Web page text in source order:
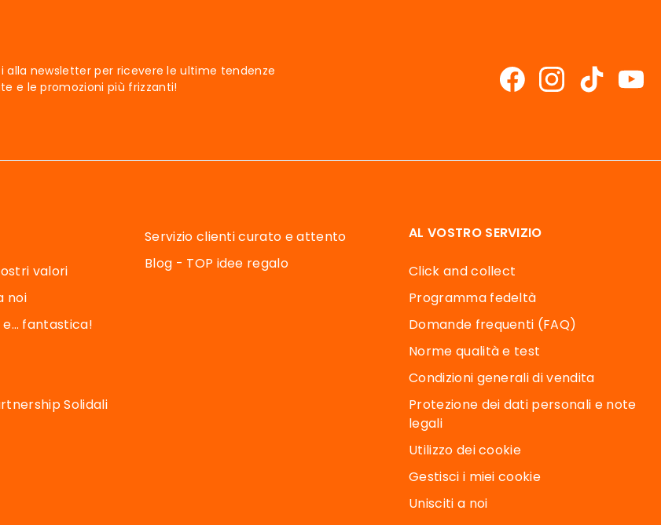
alla newsletter per ricevere le ultime tendenze
e le promozioni più frizzanti!
valori
noi
e… fantastica!
Solidali
Servizio clienti curato e attento
Blog - TOP idee regalo
AL VOSTRO SERVIZIO
Click and collect
Programma fedeltà
Domande frequenti (FAQ)
Norme qualità e test
Condizioni generali di vendita
Protezione dei dati personali e note
legali
Utilizzo dei cookie
Gestisci i miei cookie
Unisciti a noi